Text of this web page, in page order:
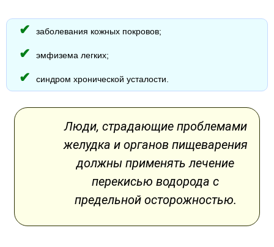
заболевания кожных покровов;
эмфизема легких;
синдром хронической усталости.
Люди, страдающие проблемами
желудка и органов пищеварения
должны применять лечение
перекисью водорода с
предельной осторожностью.